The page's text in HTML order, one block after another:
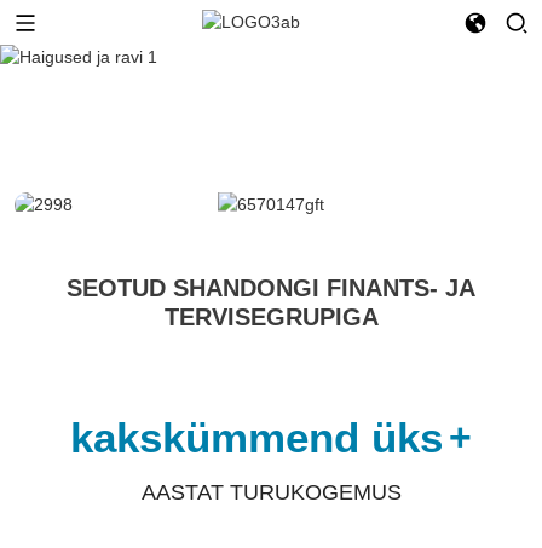
SEOTUD SHANDONGI FINANTS- JA
TERVISEGRUPIGA
kakskümmend üks+
AASTAT TURUKOGEMUS